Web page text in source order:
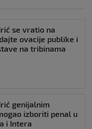
se vratio na
ovacije publike i
na tribinama
genijalnim
izboriti penal u
i Intera